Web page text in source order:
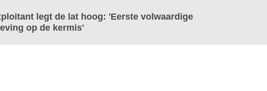
legt de lat hoog: 'Eerste volwaardige
op de kermis'